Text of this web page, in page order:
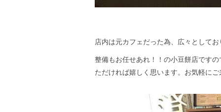
店内は元カフェだった為、広々として
整備もお任せあれ！！の小豆餅店です
ただければ嬉しく思います。お気軽に